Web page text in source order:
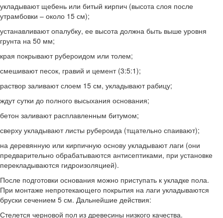
укладывают щебень или битый кирпич (высота слоя после
утрамбовки – около 15 см);
устанавливают опалубку, ее высота должна быть выше уровня
грунта на 50 мм;
края покрывают рубероидом или толем;
смешивают песок, гравий и цемент (3:5:1);
раствор заливают слоем 15 см, укладывают рабицу;
ждут сутки до полного высыхания основания;
бетон заливают расплавленным битумом;
сверху укладывают листы рубероида (тщательно спаивают);
на деревянную или кирпичную основу укладывают лаги (они
предварительно обрабатываются антисептиками, при установке
перекладываются гидроизоляцией).
После подготовки основания можно приступать к укладке пола.
При монтаже непротекающего покрытия на лаги укладываются
бруски сечением 5 см. Дальнейшие действия:
Стелется черновой пол из древесины низкого качества.